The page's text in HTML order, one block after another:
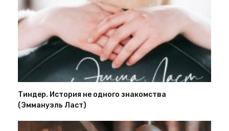
Тиндер. История не одного знакомства
(Эммануэль Ласт)